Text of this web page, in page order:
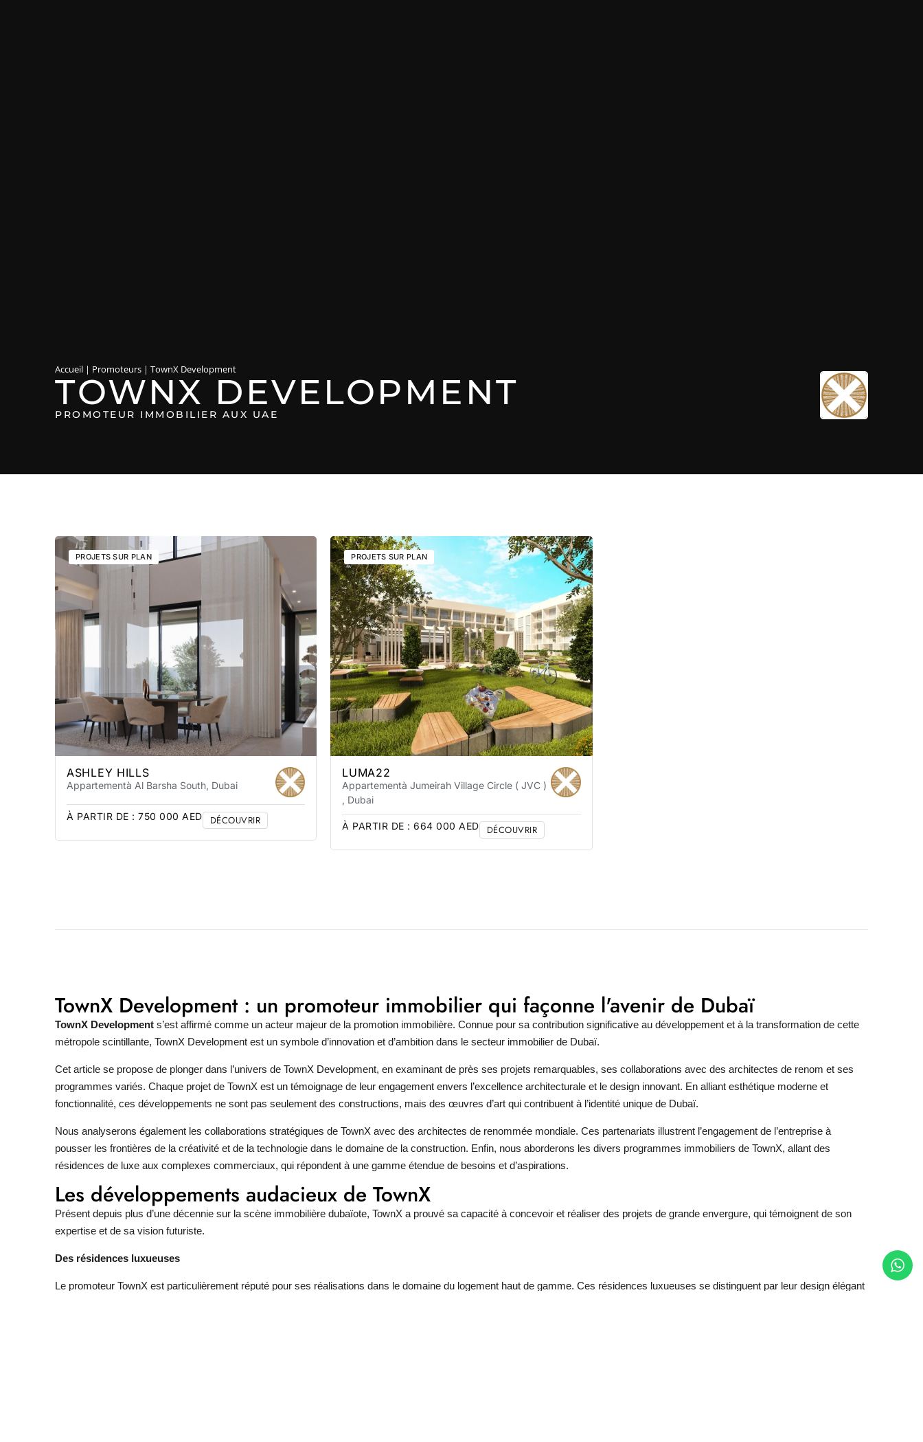
Accueil | Promoteurs | TownX Development
TOWNX DEVELOPMENT
PROMOTEUR IMMOBILIER AUX UAE
PROJETS SUR PLAN
ASHLEY HILLS
Appartementà Al Barsha South, Dubai
À PARTIR DE : 750 000 AED DÉCOUVRIR
PROJETS SUR PLAN
LUMA22
Appartementà Jumeirah Village Circle ( JVC )
, Dubai
À PARTIR DE :664 000 AED DÉCOUVRIR
TownX Development : un promoteur immobilier qui façonne l'avenir de Dubaï
TownX Development s’est affirmé comme un acteur majeur de la promotion immobilière. Connue pour sa contribution significative au développement et à la transformation de cette
métropole scintillante, TownX Development est un symbole d’innovation et d’ambition dans le secteur immobilier de Dubaï.
Cet article se propose de plonger dans l’univers de TownX Development, en examinant de près ses projets remarquables, ses collaborations avec des architectes de renom et ses
programmes variés. Chaque projet de TownX est un témoignage de leur engagement envers l’excellence architecturale et le design innovant. En alliant esthétique moderne et
fonctionnalité, ces développements ne sont pas seulement des constructions, mais des œuvres d’art qui contribuent à l’identité unique de Dubaï.
Nous analyserons également les collaborations stratégiques de TownX avec des architectes de renommée mondiale. Ces partenariats illustrent l’engagement de l’entreprise à
pousser les frontières de la créativité et de la technologie dans le domaine de la construction. Enfin, nous aborderons les divers programmes immobiliers de TownX, allant des
résidences de luxe aux complexes commerciaux, qui répondent à une gamme étendue de besoins et d’aspirations.
Les développements audacieux de TownX
Présent depuis plus d’une décennie sur la scène immobilière dubaïote, TownX a prouvé sa capacité à concevoir et réaliser des projets de grande envergure, qui témoignent de son
expertise et de sa vision futuriste.
Des résidences luxueuses
Le promoteur TownX est particulièrement réputé pour ses réalisations dans le domaine du logement haut de gamme. Ces résidences luxueuses se distinguent par leur design élégant